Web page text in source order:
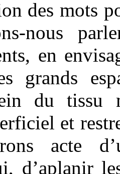
des mots
nous
en
grands
du tissu
et
acte
d’aplanir